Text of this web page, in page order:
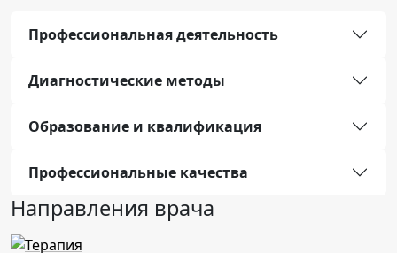
Профессиональная деятельность
Диагностические методы
Образование и квалификация
Профессиональные качества
Направления врача